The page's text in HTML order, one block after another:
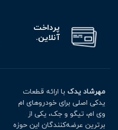
پرداخت
آنلاین.
مهرشاد یدک با ارائه قطعات
یدکی اصلی برای خودروهای ام
وی ام، تیگو و جک، یکی از
برترین عرضه‌کنندگان این حوزه